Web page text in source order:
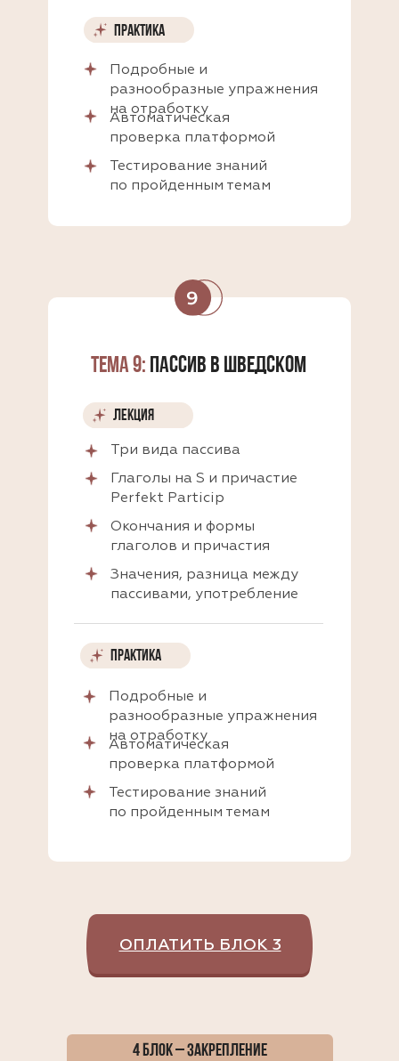
ПРАКТИКА
ЛЕКЦИЯ
ТЕМА 9: ПАССИВ В ШВЕДСКОМ
ПРАКТИКА
Тестирование знаний
по пройденным темам
Автоматическая
проверка платформой
Подробные и
разнообразные упражнения
на отработку
Тестирование знаний
по пройденным темам
Автоматическая
проверка платформой
Подробные и
разнообразные упражнения
на отработку
Три вида пассива
Глаголы на S и причастие
Perfekt Particip
Окончания и формы
глаголов и причастия
Значения, разница между
пассивами, употребление
ПРАКТИКА
ОПЛАТИТЬ БЛОК 3
4 БЛОК – ЗАКРЕПЛЕНИЕ